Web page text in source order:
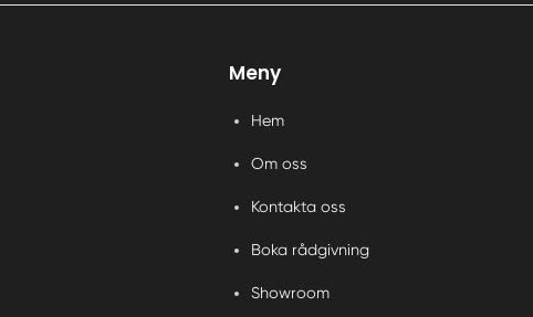
Meny
Hem
Om oss
Kontakta oss
Boka rådgivning
Showroom